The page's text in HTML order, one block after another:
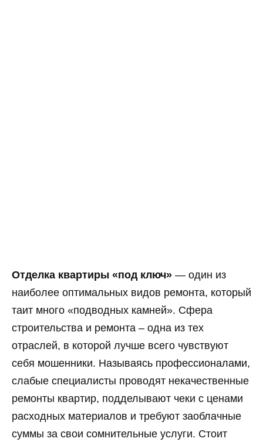
Отделка квартиры «под ключ» — один из
наиболее оптимальных видов ремонта, который
таит много «подводных камней». Сфера
строительства и ремонта – одна из тех
отраслей, в которой лучше всего чувствуют
себя мошенники. Называясь профессионалами,
слабые специалисты проводят некачественные
ремонты квартир, подделывают чеки с ценами
расходных материалов и требуют заоблачные
суммы за свои сомнительные услуги. Стоит